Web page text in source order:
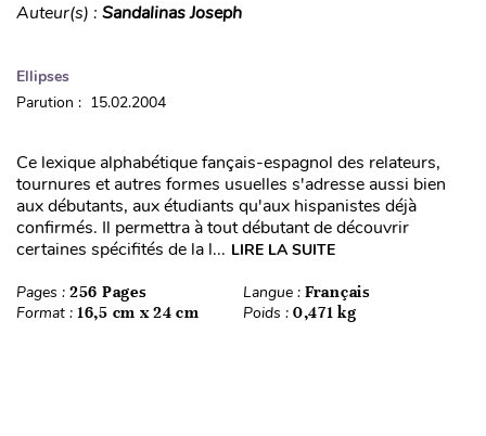
Auteur(s) : Sandalinas Joseph
Ellipses
Parution : 15.02.2004
Ce lexique alphabétique fançais-espagnol des relateurs,
tournures et autres formes usuelles s'adresse aussi bien
aux débutants, aux étudiants qu'aux hispanistes déjà
confirmés. Il permettra à tout débutant de découvrir
certaines spécifités de la l... LIRE LA SUITE
Pages : 256 Pages Langue : Français
Format : 16,5 cm x 24 cm Poids : 0,471 kg